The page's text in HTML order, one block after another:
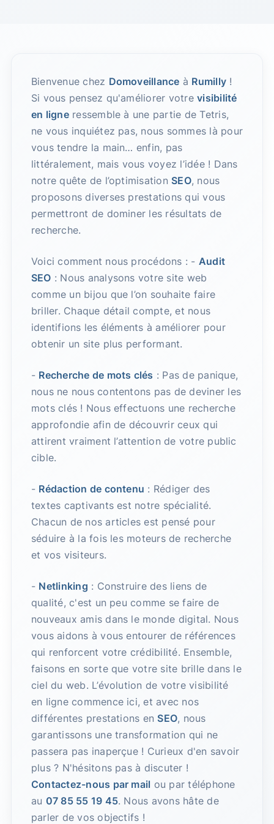
Bienvenue chez Domoveillance à Rumilly !
Si vous pensez qu'améliorer votrevisibilité
en ligneressemble à une partie de Tetris,
ne vous inquiétez pas, nous sommes là pour
vous tendre la main… enfin, pas
littéralement, mais vous voyez l’idée ! Dans
notre quête de l’optimisation SEO, nous
proposons diverses prestations qui vous
permettront de dominer les résultats de
recherche.
Voici comment nous procédons : - Audit
SEO : Nous analysons votre site web
comme un bijou que l’on souhaite faire
briller. Chaque détail compte, et nous
identifions les éléments à améliorer pour
obtenir un site plus performant.
- Recherche de mots clés : Pas de panique,
nous ne nous contentons pas de deviner les
mots clés ! Nous effectuons une recherche
approfondie afin de découvrir ceux qui
attirent vraiment l’attention de votre public
cible.
- Rédaction de contenu : Rédiger des
textes captivants est notre spécialité.
Chacun de nos articles est pensé pour
séduire à la fois les moteurs de recherche
et vos visiteurs.
- Netlinking : Construire des liens de
qualité, c'est un peu comme se faire de
nouveaux amis dans le monde digital. Nous
vous aidons à vous entourer de références
qui renforcent votre crédibilité. Ensemble,
faisons en sorte que votre site brille dans le
ciel du web. L’évolution de votre visibilité
en ligne commence ici, et avec nos
différentes prestations en SEO, nous
garantissons une transformation qui ne
passera pas inaperçue ! Curieux d'en savoir
plus ? N'hésitons pas à discuter !
Contactez-nous par mail ou par téléphone
au 07 85 55 19 45. Nous avons hâte de
parler de vos objectifs !